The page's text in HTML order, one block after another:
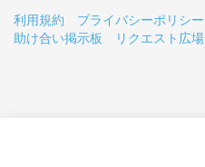
利用規約 プライバシーポリシー
助け合い掲示板
リクエスト広場